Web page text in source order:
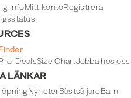
InfoMitt kontoRegistrera
DealsSize ChartJobba hos oss
LÄNKAR
NyheterBästsäljareBarn